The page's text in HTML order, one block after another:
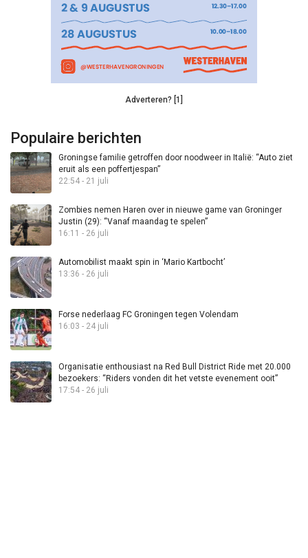
Adverteren? [1]
Populaire berichten
Groningse familie getroffen door noodweer in Italië: “Auto ziet
eruit als een poffertjespan”
22:54 - 21 juli
Zombies nemen Haren over in nieuwe game van Groninger
Justin (29): “Vanaf maandag te spelen”
16:11 - 26 juli
Automobilist maakt spin in ‘Mario Kartbocht’
13:36 - 26 juli
Forse nederlaag FC Groningen tegen Volendam
16:03 - 24 juli
Organisatie enthousiast na Red Bull District Ride met 20.000
bezoekers: “Riders vonden dit het vetste evenement ooit”
17:54 - 26 juli